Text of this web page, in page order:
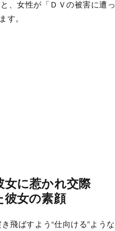
、女性が「ＤＶの被害に遭
す。
に惹かれ交際
彼女の素顔
飛ばすよう“仕向ける”よ